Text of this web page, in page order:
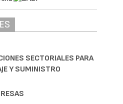
SECTORIALES PARA
Y SUMINISTRO